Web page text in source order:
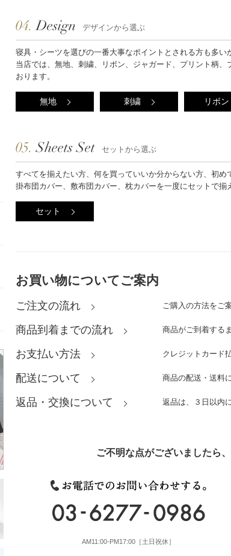
04.Design デザインから選ぶ
寝具・シーツを選びの一番大事なポイントとされる方も多い
当店では、無地、刺繍、リボン、ジャガード、プリント柄
おります。
無地 刺繍 リボン
05.Sheets Set セットから選ぶ
すべてを揃えたい方、何を買っていいか分からない方、初め
掛布団カバー、敷布団カバー、枕カバーを一度にセットで揃
セット
お買い物についてご案内
ご注文の流れ ご購入の方法をご
商品到着までの流れ 商品がご到着する
お支払い方法 クレジットカード
配送について 商品の配送・送料
返品・交換について 返品は、３日以内
ご不明な点がございましたら
AM11:00-PM17:00［土日祝休］